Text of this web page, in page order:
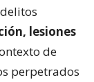
lesiones
de
perpetrados